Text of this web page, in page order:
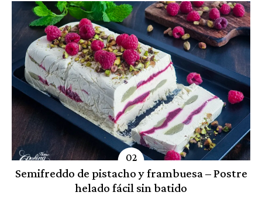
Semifreddo de pistacho y frambuesa – Postre
helado fácil sin batido